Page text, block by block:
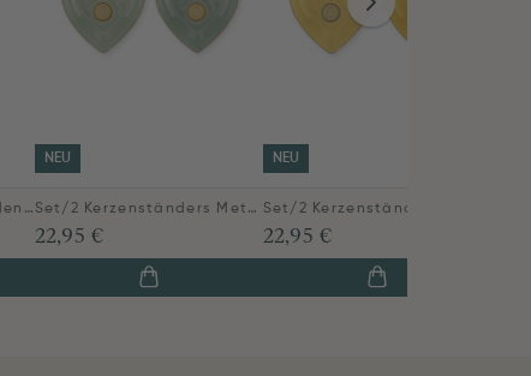
Kerzenständer Glas Perlen Lila 23.5cm
NEU
Set/2 Kerzenständers Metall Herz Grün
22,95 €
NEU
22,95 €